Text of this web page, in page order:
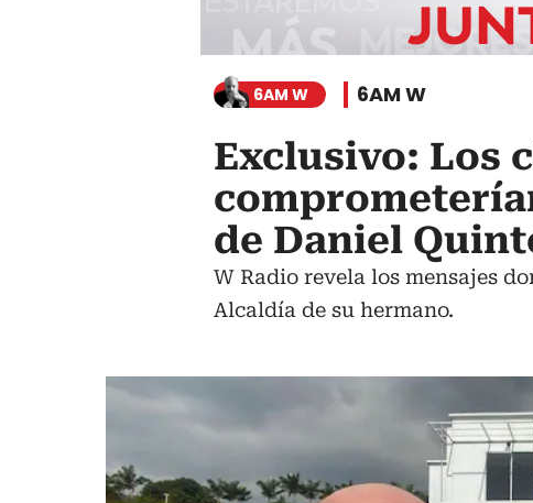
6AM W 6AM W
Exclusivo: Los
de Daniel
W Radio revela los mensajes
Alcaldía de su hermano.